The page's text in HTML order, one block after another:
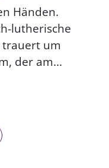
Händen.
lutherische
trauert um
der am...